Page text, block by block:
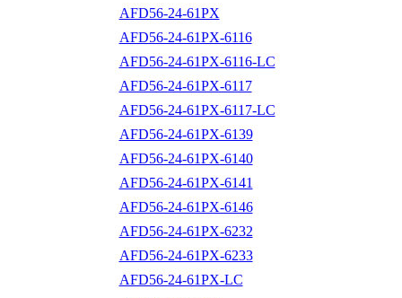
AFD56-24-61PX
AFD56-24-61PX-6116
AFD56-24-61PX-6116-LC
AFD56-24-61PX-6117
AFD56-24-61PX-6117-LC
AFD56-24-61PX-6139
AFD56-24-61PX-6140
AFD56-24-61PX-6141
AFD56-24-61PX-6146
AFD56-24-61PX-6232
AFD56-24-61PX-6233
AFD56-24-61PX-LC